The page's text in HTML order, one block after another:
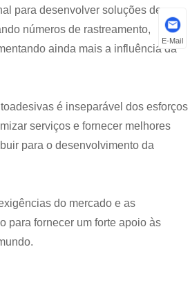
para desenvolver soluções de
números de rastreamento,
ainda mais a influência da
é inseparável dos esforços
serviços e fornecer melhores
para o desenvolvimento da
do mercado e as
para fornecer um forte apoio às
E-Mail